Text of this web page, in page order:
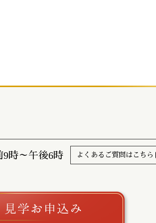
9時～午後6時 よくあるご質問はこちら